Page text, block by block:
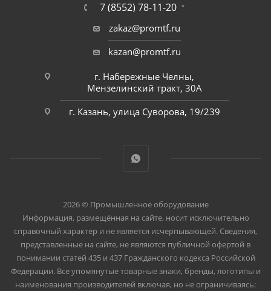
7 (8552) 78-11-20
zakaz@promtf.ru
kazan@promtf.ru
г. Набережные Челны,
Мензелинский тракт, 30А
г. Казань, улица Суворова, 19/239
2026 © Промышленное оборудование
Информация, размещённая на сайте, носит исключительно
справочный характер и не является исчерпывающей. Сведения,
представленные на сайте, не являются публичной офертой в
понимании статей 435 и 437 Гражданского кодекса Российской
Федерации. Все упомянутые товарные знаки, бренды, логотипы и
наименования производителей включая, но не ограничиваясь: